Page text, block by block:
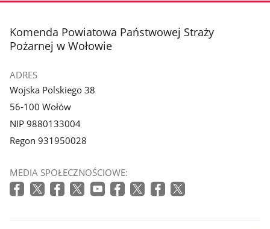
galerii.
z
galerii.
stopka
Komenda Powiatowa Państwowej Straży
Pożarnej w Wołowie
ADRES
Wojska Polskiego 38
56-100 Wołów
NIP 9880133004
Regon 931950028
MEDIA SPOŁECZNOŚCIOWE: